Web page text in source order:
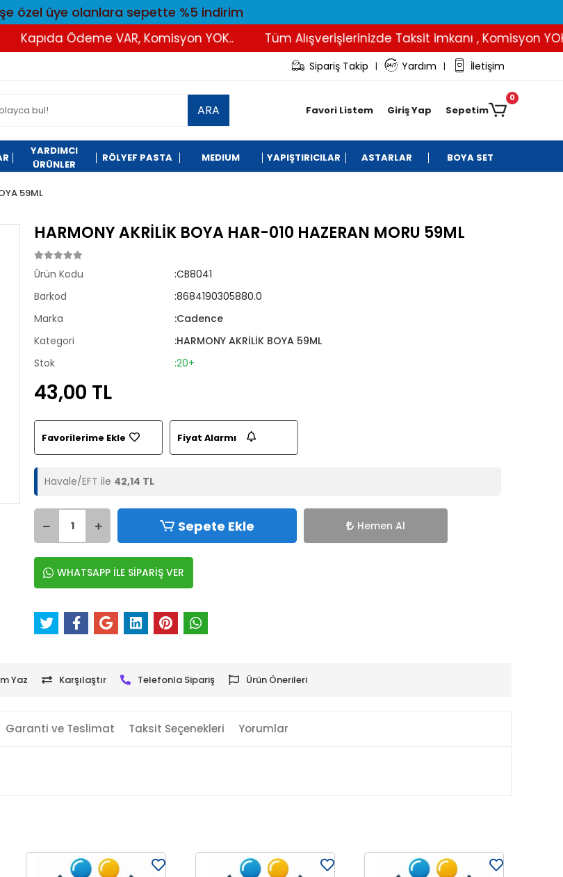
özel üye olanlara sepette %5 indirim
Kapıda Ödeme VAR, Komisyon YOK.. Tüm Alışverişlerinizde Taksit imkanı , Komisyon YOK..
Sipariş Takip | Yardım | İletişim
ARA Favori Listem Giriş Yap Sepetim
0
YARDIMCI
ÜRÜNLER
RÖLYEF PASTA MEDIUM YAPIŞTIRICILAR ASTARLAR BOYA SET
59ML
HARMONY AKRİLİK BOYA HAR-010 HAZERAN MORU 59ML
Ürün Kodu
:CB8041
Barkod
:8684190305880.0
Marka
:Cadence
Kategori
:HARMONY AKRİLİK BOYA 59ML
Stok
:20+
43,00 TL
Favorilerime Ekle Fiyat Alarmı
Havale/EFT ile 42,14 TL
Sepete Ekle Hemen Al
WHATSAPP İLE SİPARİŞ VER
Yaz Karşılaştır Telefonla Sipariş Ürün Önerileri
Garanti ve Teslimat Taksit Seçenekleri Yorumlar